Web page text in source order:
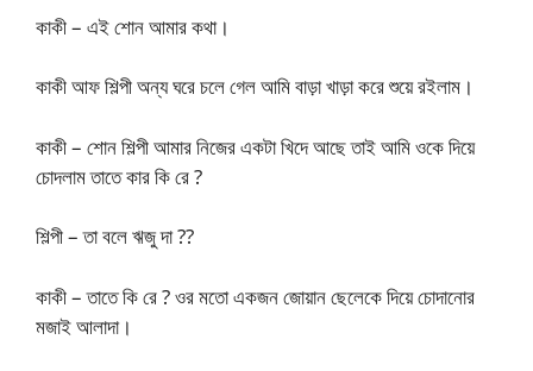
কাকী – এই শোন আমার কথা।
কাকী আফ শিল্পী অন্য ঘরে চলে গেল আমি বাড়া খাড়া করে শুয়ে রইলাম।
কাকী – শোন শিল্পী আমার নিজের একটা খিদে আছে তাই আমি ওকে দিয়ে
চোদলাম তাতে কার কি রে ?
শিল্পী – তা বলে ঋজু দা ??
কাকী – তাতে কি রে ? ওর মতো একজন জোয়ান ছেলেকে দিয়ে চোদানোর
মজাই আলাদা।